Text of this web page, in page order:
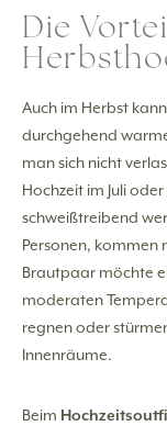
Die
Auch im Herbst
durchgehend
man sich nicht
Hochzeit im Juli
schweißtreibend
Personen, kommen
Brautpaar möchte
moderaten
regnen oder
Innenräume.
Beim